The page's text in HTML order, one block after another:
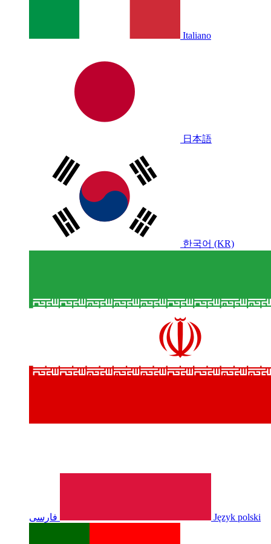
Italiano
日本語
한국어 (KR)
فارسی Język polski